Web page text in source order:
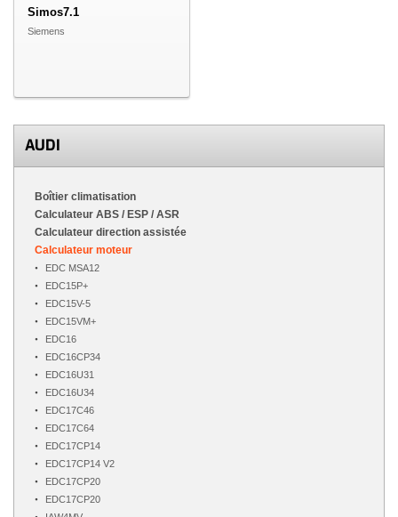
Simos7.1
Siemens
AUDI
Boîtier climatisation
Calculateur ABS / ESP / ASR
Calculateur direction assistée
Calculateur moteur
EDC MSA12
EDC15P+
EDC15V-5
EDC15VM+
EDC16
EDC16CP34
EDC16U31
EDC16U34
EDC17C46
EDC17C64
EDC17CP14
EDC17CP14 V2
EDC17CP20
EDC17CP20